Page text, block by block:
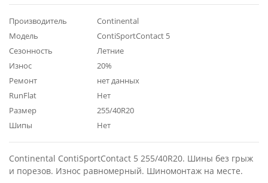
Производитель
Continental
Модель
ContiSportContact 5
Сезонность
Летние
Износ
20%
Ремонт
нет данных
RunFlat
Нет
Размер
255/40R20
Шипы
Нет
Continental ContiSportContact 5 255/40R20. Шины без грыж
и порезов. Износ равномерный. Шиномонтаж на месте.